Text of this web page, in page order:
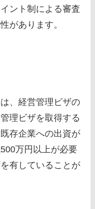
ント制による審査
があります。
、経営管理ビザの
理ビザを取得する
存企業への出資が
万円以上が必要
有していることが